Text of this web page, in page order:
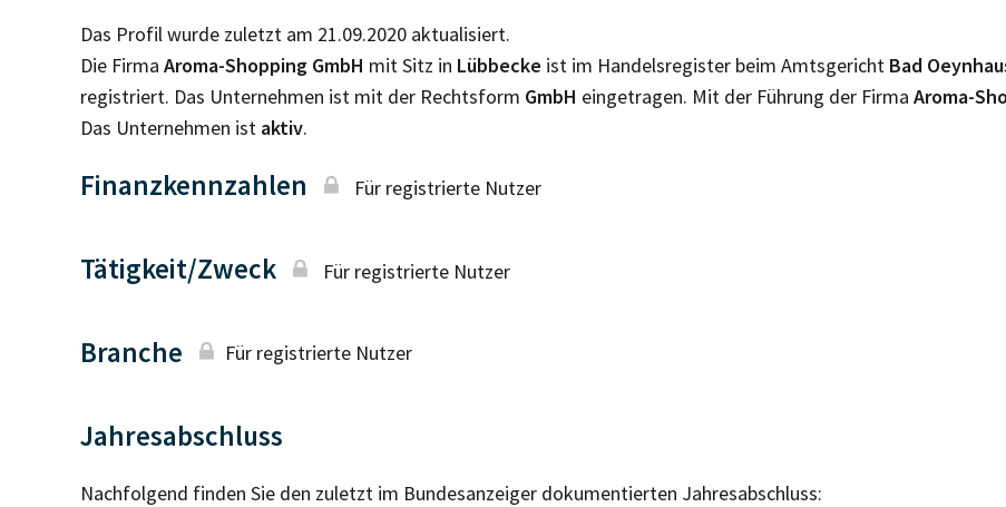
Das Profil wurde zuletzt am 21.09.2020 aktualisiert.
Die Firma Aroma-Shopping GmbH mit Sitz in Lübbecke ist im Handelsregister beim Amtsgericht Bad
registriert. Das Unternehmen ist mit der Rechtsform GmbH eingetragen. Mit der Führung der Firma Aroma-
Das Unternehmen ist aktiv.
Finanzkennzahlen Für registrierte Nutzer
Tätigkeit/Zweck Für registrierte Nutzer
Branche Für registrierte Nutzer
Jahresabschluss
Nachfolgend finden Sie den zuletzt im Bundesanzeiger dokumentierten Jahresabschluss: